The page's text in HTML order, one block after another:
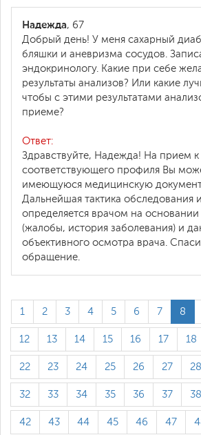
Надежда, 67
Добрый день! У меня сахарный
бляшки и аневризма сосудов.
эндокринологу. Какие при себе
результаты анализов? Или какие
чтобы с этими результатами
приеме?
Ответ:
Здравствуйте, Надежда! На прием к
соответствующего профиля Вы
имеющуюся медицинскую
Дальнейшая тактика обследования
определяется врачом на
(жалобы, история заболевания) и
объективного осмотра врача.
обращение.
1 2 3 4 5 6 7 8
12 13 14 15 16 17 18
22 23 24 25 26 27 28
32 33 34 35 36 37 38
42 43 44 45 46 47